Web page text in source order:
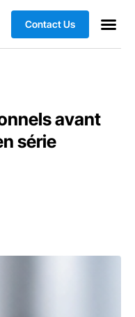
Contact Us
avant
série